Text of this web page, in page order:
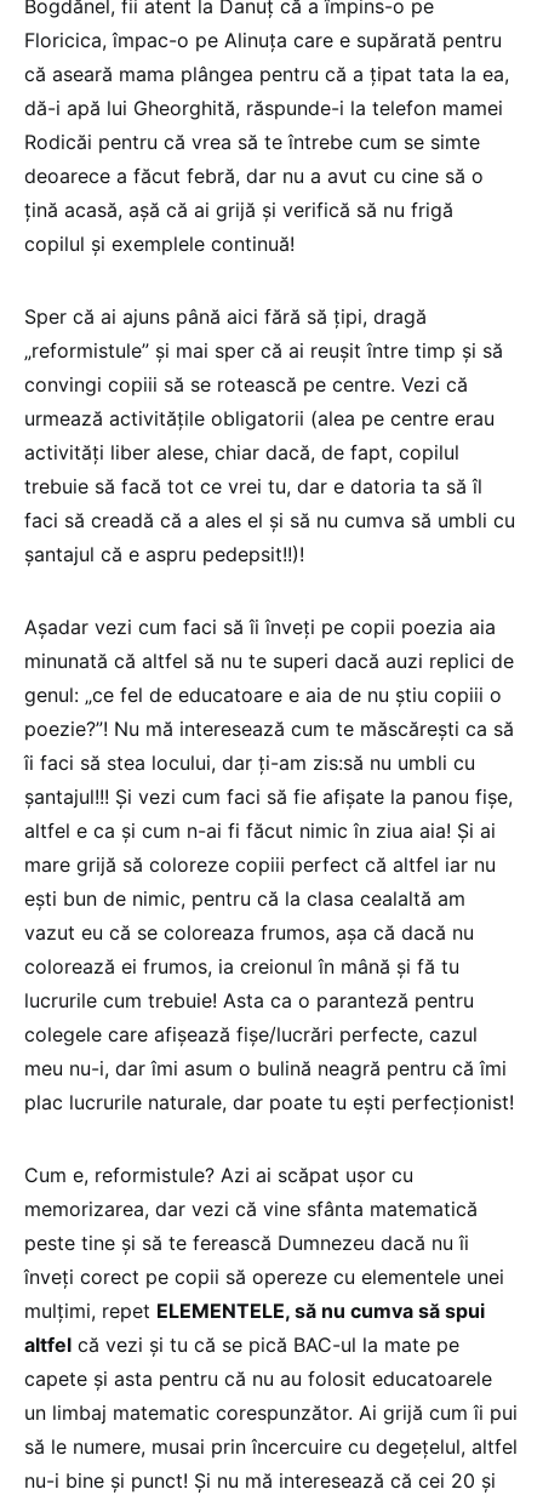
Bogdănel, fii atent la Danuţ că a împins-o pe
Floricica, împac-o pe Alinuţa care e supărată pentru
că aseară mama plângea pentru că a ţipat tata la ea,
dă-i apă lui Gheorghită, răspunde-i la telefon mamei
Rodicăi pentru că vrea să te întrebe cum se simte
deoarece a făcut febră, dar nu a avut cu cine să o
ţină acasă, aşă că ai grijă şi verifică să nu frigă
copilul şi exemplele continuă!
Sper că ai ajuns până aici fără să țipi, dragă
„reformistule” şi mai sper că ai reuşit între timp şi să
convingi copiii să se rotească pe centre. Vezi că
urmează activităţile obligatorii (alea pe centre erau
activităţi liber alese, chiar dacă, de fapt, copilul
trebuie să facă tot ce vrei tu, dar e datoria ta să îl
faci să creadă că a ales el şi să nu cumva să umbli cu
şantajul că e aspru pedepsit!!)!
Aşadar vezi cum faci să îi înveţi pe copii poezia aia
minunată că altfel să nu te superi dacă auzi replici de
genul: „ce fel de educatoare e aia de nu ştiu copiii o
poezie?”! Nu mă interesează cum te măscăreşti ca să
îi faci să stea locului, dar ţi-am zis:să nu umbli cu
şantajul!!! Şi vezi cum faci să fie afişate la panou fişe,
altfel e ca şi cum n-ai fi făcut nimic în ziua aia! Şi ai
mare grijă să coloreze copiii perfect că altfel iar nu
eşti bun de nimic, pentru că la clasa cealaltă am
vazut eu că se coloreaza frumos, aşa că dacă nu
colorează ei frumos, ia creionul în mână şi fă tu
lucrurile cum trebuie! Asta ca o paranteză pentru
colegele care afişează fişe/lucrări perfecte, cazul
meu nu-i, dar îmi asum o bulină neagră pentru că îmi
plac lucrurile naturale, dar poate tu eşti perfecţionist!
Cum e, reformistule? Azi ai scăpat uşor cu
memorizarea, dar vezi că vine sfânta matematică
peste tine şi să te ferească Dumnezeu dacă nu îi
înveţi corect pe copii să opereze cu elementele unei
mulţimi, repet ELEMENTELE, să nu cumva să spui
altfel că vezi şi tu că se pică BAC-ul la mate pe
capete şi asta pentru că nu au folosit educatoarele
un limbaj matematic corespunzător. Ai grijă cum îi pui
să le numere, musai prin încercuire cu degeţelul, altfel
nu-i bine şi punct! Şi nu mă interesează că cei 20 şi